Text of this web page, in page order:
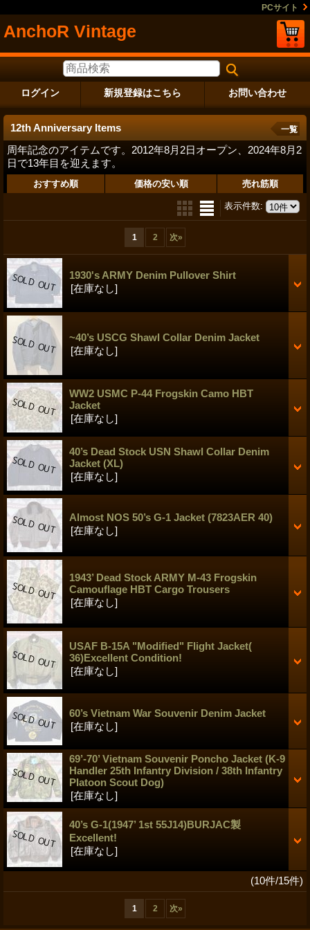
PCサイト
AnchoR Vintage
ログイン 新規登録はこちら お問い合わせ
12th Anniversary Items
周年記念のアイテムです。2012年8月2日オープン、2024年8月2
日で13年目を迎えます。
一覧
おすすめ順 価格の安い順 売れ筋順
表示件数:
1 2 次»
1930's ARMY Denim Pullover Shirt
[在庫なし]
~40’s USCG Shawl Collar Denim Jacket
[在庫なし]
WW2 USMC P-44 Frogskin Camo HBT
Jacket
[在庫なし]
40’s Dead Stock USN Shawl Collar Denim
Jacket (XL)
[在庫なし]
Almost NOS 50’s G-1 Jacket (7823AER 40)
[在庫なし]
1943’ Dead Stock ARMY M-43 Frogskin
Camouflage HBT Cargo Trousers
[在庫なし]
USAF B-15A "Modified" Flight Jacket(
36)Excellent Condition!
[在庫なし]
60’s Vietnam War Souvenir Denim Jacket
[在庫なし]
69’-70’ Vietnam Souvenir Poncho Jacket (K-9
Handler 25th Infantry Division / 38th Infantry
Platoon Scout Dog)
[在庫なし]
40’s G-1(1947’ 1st 55J14)BURJAC製
Excellent!
[在庫なし]
(10件/15件)
1 2 次»